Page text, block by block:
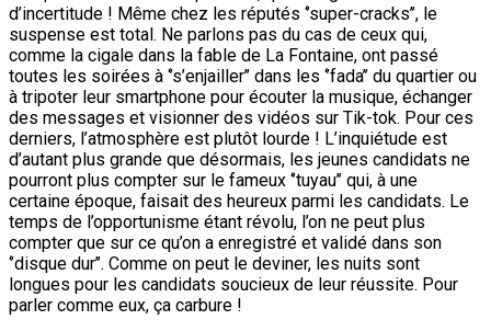
d’incertitude ! Même chez les réputés ‘’super-cracks’’, le
suspense est total. Ne parlons pas du cas de ceux qui,
comme la cigale dans la fable de La Fontaine, ont passé
toutes les soirées à ‘’s’enjailler’’ dans les ‘’fada’’ du quartier ou
à tripoter leur smartphone pour écouter la musique, échanger
des messages et visionner des vidéos sur Tik-tok. Pour ces
derniers, l’atmosphère est plutôt lourde ! L’inquiétude est
d’autant plus grande que désormais, les jeunes candidats ne
pourront plus compter sur le fameux ‘’tuyau’’ qui, à une
certaine époque, faisait des heureux parmi les candidats. Le
temps de l’opportunisme étant révolu, l’on ne peut plus
compter que sur ce qu’on a enregistré et validé dans son
‘’disque dur’’. Comme on peut le deviner, les nuits sont
longues pour les candidats soucieux de leur réussite. Pour
parler comme eux, ça carbure !